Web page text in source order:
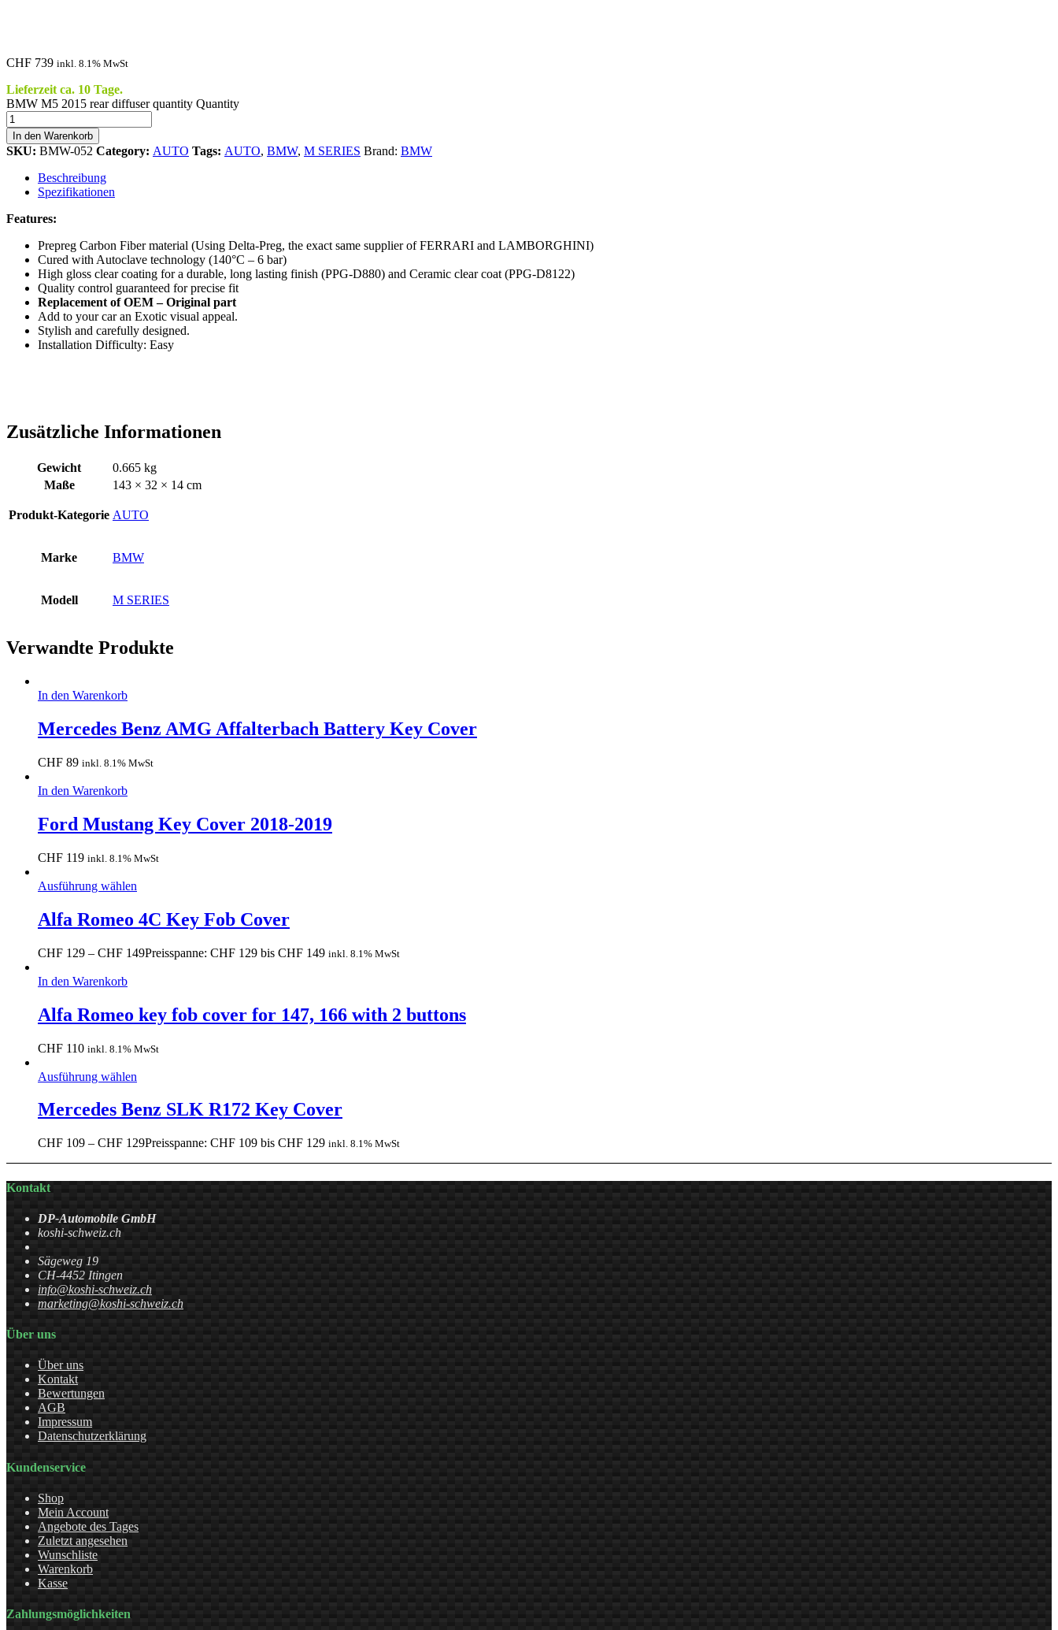
CHF 739 inkl. 8.1% MwSt
Lieferzeit ca. 10 Tage.
BMW M5 2015 rear diffuser quantity Quantity
In den Warenkorb
SKU: BMW-052 Category: AUTO Tags: AUTO, BMW, M SERIES Brand: BMW
Beschreibung
Spezifikationen
Features:
Prepreg Carbon Fiber material (Using Delta-Preg, the exact same supplier of FERRARI and LAMBORGHINI)
Cured with Autoclave technology (140°C – 6 bar)
High gloss clear coating for a durable, long lasting finish (PPG-D880) and Ceramic clear coat (PPG-D8122)
Quality control guaranteed for precise fit
Replacement of OEM – Original part
Add to your car an Exotic visual appeal.
Stylish and carefully designed.
Installation Difficulty: Easy
Zusätzliche Informationen
Gewicht
0.665 kg
Maße
143 × 32 × 14 cm
Produkt-Kategorie AUTO
Marke BMW
Modell M SERIES
Verwandte Produkte
In den Warenkorb
Mercedes Benz AMG Affalterbach Battery Key Cover
CHF 89 inkl. 8.1% MwSt
In den Warenkorb
Ford Mustang Key Cover 2018-2019
CHF 119 inkl. 8.1% MwSt
Ausführung wählen
Alfa Romeo 4C Key Fob Cover
CHF 129 – CHF 149Preisspanne: CHF 129 bis CHF 149 inkl. 8.1% MwSt
In den Warenkorb
Alfa Romeo key fob cover for 147, 166 with 2 buttons
CHF 110 inkl. 8.1% MwSt
Ausführung wählen
Mercedes Benz SLK R172 Key Cover
CHF 109 – CHF 129Preisspanne: CHF 109 bis CHF 129 inkl. 8.1% MwSt
Kontakt
DP-Automobile GmbH
koshi-schweiz.ch
Sägeweg 19
CH-4452 Itingen
info@koshi-schweiz.ch
marketing@koshi-schweiz.ch
Über uns
Über uns
Kontakt
Bewertungen
AGB
Impressum
Datenschutzerklärung
Kundenservice
Shop
Mein Account
Angebote des Tages
Zuletzt angesehen
Wunschliste
Warenkorb
Kasse
Zahlungsmöglichkeiten